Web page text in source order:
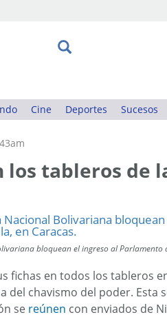
Cine Deportes Sucesos
los tableros de
bloquean el ingreso al Parlamento
fichas en todos los tableros
del chavismo del poder. Esta
se reúnen con enviados de